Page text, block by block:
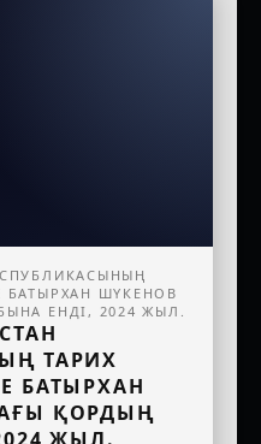
БАТЫРХАН ШҮКЕНОВ
ЕНДІ, 2024 ЖЫЛ.
ТАРИХ
БАТЫРХАН
ҚОРДЫҢ
ЖЫЛ.